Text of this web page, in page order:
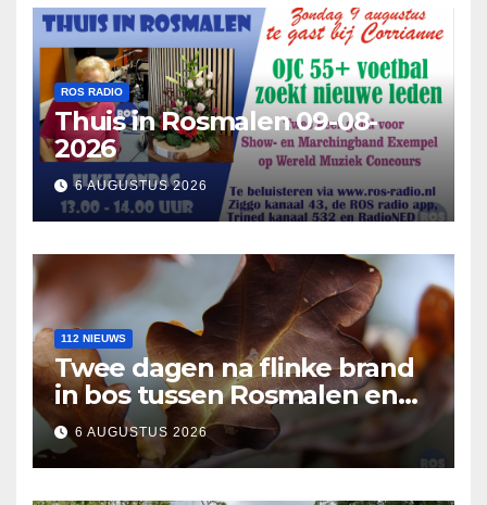
ROS RADIO
Thuis in Rosmalen 09-08-
2026
6 AUGUSTUS 2026
112 NIEUWS
Twee dagen na flinke brand
in bos tussen Rosmalen en
Nuland
6 AUGUSTUS 2026